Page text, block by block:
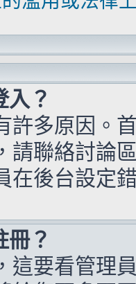
入？
許多原因。
請聯絡討論
在後台設定
冊？
這要看管理